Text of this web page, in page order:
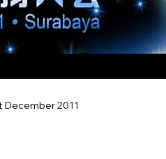
December 2011